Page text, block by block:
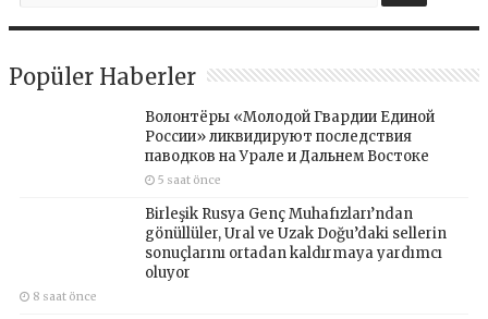
Popüler Haberler
Волонтёры «Молодой Гвардии Единой
России» ликвидируют последствия
паводков на Урале и Дальнем Востоке
5 saat önce
Birleşik Rusya Genç Muhafızları’ndan
gönüllüler, Ural ve Uzak Doğu’daki sellerin
sonuçlarını ortadan kaldırmaya yardımcı
oluyor
8 saat önce